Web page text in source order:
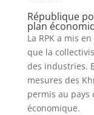
République
plan
La RPK a mis
que la
des industries.
mesures des
permis au
économique.